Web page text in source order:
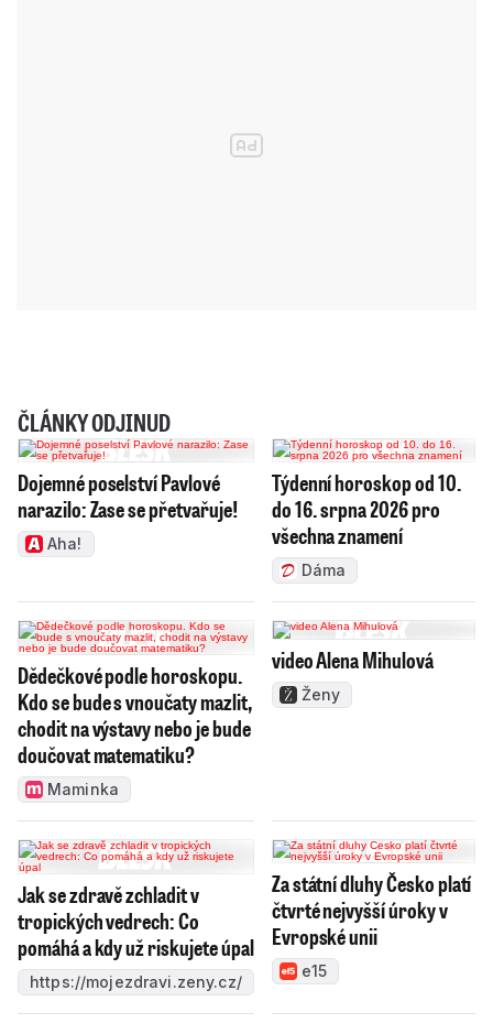
ČLÁNKY ODJINUD
Dojemné poselství Pavlové
narazilo: Zase se přetvařuje!
Aha!
Týdenní horoskop od 10.
do 16. srpna 2026 pro
všechna znamení
Dáma
Dědečkové podle horoskopu.
Kdo se bude s vnoučaty mazlit,
chodit na výstavy nebo je bude
doučovat matematiku?
Maminka
video Alena Mihulová
Ženy
Jak se zdravě zchladit v
tropických vedrech: Co
pomáhá a kdy už riskujete úpal
https://mojezdravi.zeny.cz/
Za státní dluhy Česko platí
čtvrté nejvyšší úroky v
Evropské unii
e15